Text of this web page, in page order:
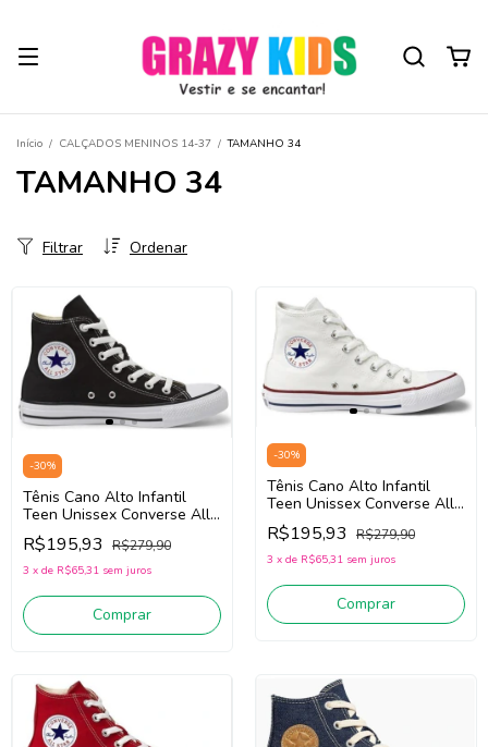
Início / CALÇADOS MENINOS 14-37 / TAMANHO 34
TAMANHO 34
Ordenar
Filtrar
-30%
Tênis Cano Alto Infantil
Teen Unissex Converse All
Star CK1563 (Preto) Tecido
R$195,93 R$279,90
3 x de R$65,31 sem juros
Comprar
-30%
Tênis Cano Alto Infantil
Teen Unissex Converse All
Star CK1563 (Branco)
Tecido
R$195,93 R$279,90
3 x de R$65,31 sem juros
Comprar